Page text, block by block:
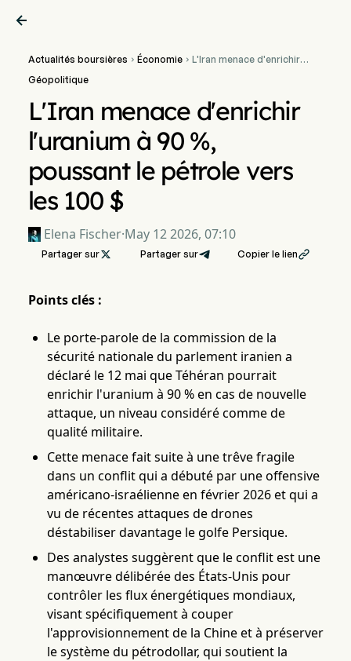

Actualités boursières  Économie L'Iran menace d'enrichir
Géopolitique
L'Iran menace d'enrichir
l'uranium à 90 %,
poussant le pétrole vers
les 100 $
Elena Fischer·May 12 2026, 07:10
Partager sur Partager sur Copier le lien
Points clés :
Le porte-parole de la commission de la
sécurité nationale du parlement iranien a
déclaré le 12 mai que Téhéran pourrait
enrichir l'uranium à 90 % en cas de nouvelle
attaque, un niveau considéré comme de
qualité militaire.
Cette menace fait suite à une trêve fragile
dans un conflit qui a débuté par une offensive
américano-israélienne en février 2026 et qui a
vu de récentes attaques de drones
déstabiliser davantage le golfe Persique.
Des analystes suggèrent que le conflit est une
manœuvre délibérée des États-Unis pour
contrôler les flux énergétiques mondiaux,
visant spécifiquement à couper
l'approvisionnement de la Chine et à préserver
le système du pétrodollar, qui soutient la